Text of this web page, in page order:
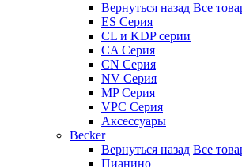
Вернуться назад Все
ES Серия
CL и KDP серии
CA Серия
CN Серия
NV Серия
MP Серия
VPC Серия
Аксессуары
Becker
Вернуться назад Все
Пианино